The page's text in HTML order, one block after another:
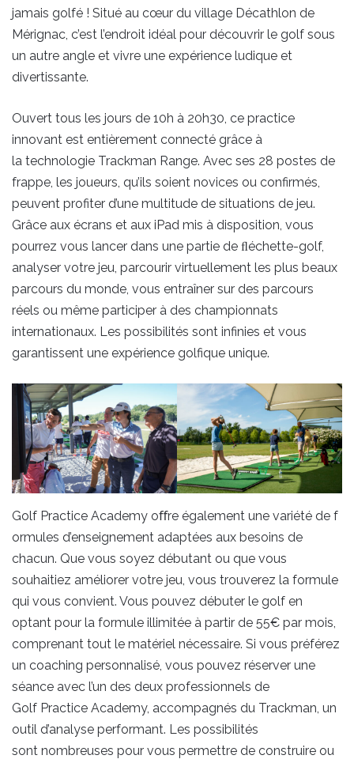
jamais golfé ! Situé au cœur du village Décathlon de
Mérignac, c’est l’endroit idéal pour découvrir le golf sous
un autre angle et vivre une expérience ludique et
divertissante.
Ouvert tous les jours de 10h à 20h30, ce practice
innovant est entièrement connecté grâce à
la technologie Trackman Range. Avec ses 28 postes de
frappe, les joueurs, qu’ils soient novices ou confirmés,
peuvent profiter d’une multitude de situations de jeu.
Grâce aux écrans et aux iPad mis à disposition, vous
pourrez vous lancer dans une partie de ﬂéchette-golf,
analyser votre jeu, parcourir virtuellement les plus beaux
parcours du monde, vous entraîner sur des parcours
réels ou même participer à des championnats
internationaux. Les possibilités sont infinies et vous
garantissent une expérience golfique unique.
Golf Practice Academy oﬀre également une variété de f
ormules d’enseignement adaptées aux besoins de
chacun. Que vous soyez débutant ou que vous
souhaitiez améliorer votre jeu, vous trouverez la formule
qui vous convient. Vous pouvez débuter le golf en
optant pour la formule illimitée à partir de 55€ par mois,
comprenant tout le matériel nécessaire. Si vous préférez
un coaching personnalisé, vous pouvez réserver une
séance avec l’un des deux professionnels de
Golf Practice Academy, accompagnés du Trackman, un
outil d’analyse performant. Les possibilités
sont nombreuses pour vous permettre de construire ou